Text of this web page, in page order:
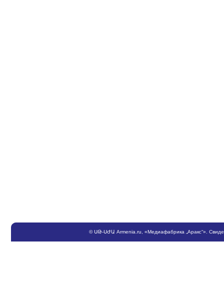
©ՍԹ-ՍԺԱ Armenia.ru , «Медиафабрика „Аракс“».